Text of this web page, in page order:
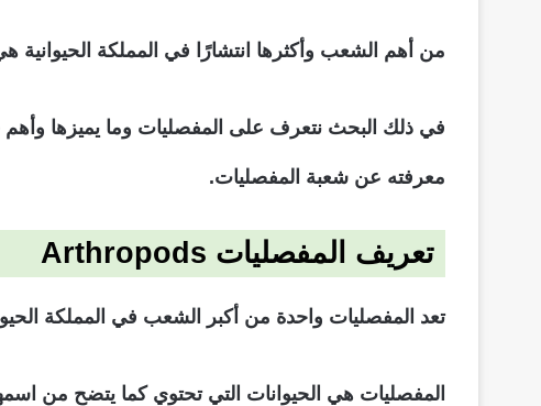
من أهم الشعب وأكثرها انتشارًا في المملكة الحيوانية
في ذلك البحث نتعرف على المفصليات وما يميزها وأهم
معرفته عن شعبة المفصليات.
تعريف المفصليات Arthropods
تعد المفصليات واحدة من أكبر الشعب في المملكة الحيوانية لأنها تحتوي أكثر من 75% من
المفصليات هي الحيوانات التي تحتوي كما يتضح من